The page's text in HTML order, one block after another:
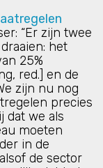
“Er zijn twee
het
25%
red.] en de
zijn nu nog
precies
dat we als
moeten
in de
de sector